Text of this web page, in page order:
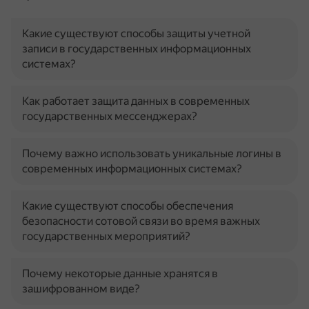
Какие существуют способы защиты учетной
записи в государственных информационных
системах?
Как работает защита данных в современных
государственных мессенджерах?
Почему важно использовать уникальные логины в
современных информационных системах?
Какие существуют способы обеспечения
безопасности сотовой связи во время важных
государственных мероприятий?
Почему некоторые данные хранятся в
зашифрованном виде?